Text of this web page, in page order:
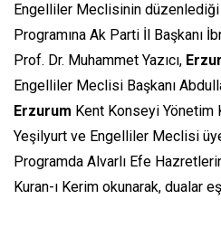
Engelliler Meclisinin
Programına Ak Parti İl Başkanı
Prof. Dr. Muhammet Yazıcı,
Engelliler Meclisi Başkanı
Erzurum Kent Konseyi Yönetim
Yeşilyurt ve Engelliler Meclisi
Programda Alvarlı Efe
Kuran-ı Kerim okunarak, dualar